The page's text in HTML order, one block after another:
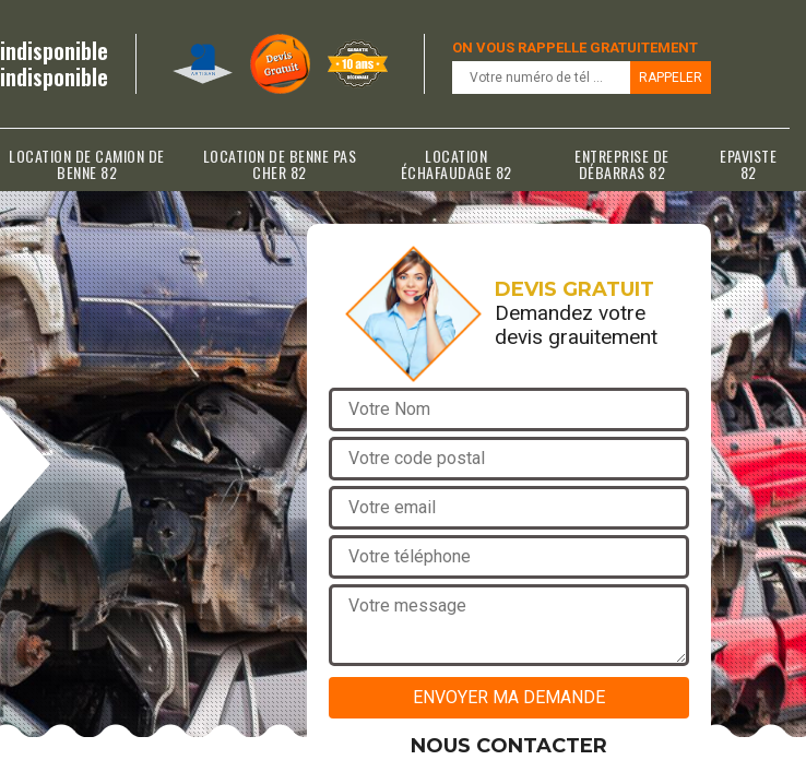
indisponible
indisponible
ON VOUS RAPPELLE GRATUITEMENT
LOCATION DE CAMION DE
BENNE 82
LOCATION DE BENNE PAS
CHER 82
LOCATION
ÉCHAFAUDAGE 82
ENTREPRISE DE
DÉBARRAS 82
EPAVISTE
82
DEVIS GRATUIT
Demandez votre
devis grauitement
NOUS CONTACTER